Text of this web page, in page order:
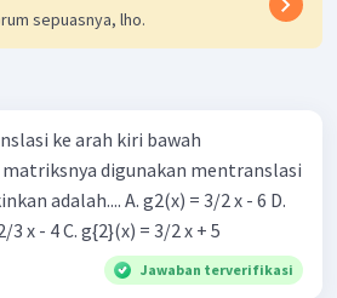
sepuasnya, lho.
ke arah kiri bawah
matriksnya digunakan mentranslasi
adalah.... A. g2(x) = 3/2 x - 6 D.
g2(x) = 2/3 x - 5 B. g2(x) = 3/2 x - 5 E. g2(x) = 2/3 x - 4 C. g{2}(x) = 3/2 x + 5
Jawaban terverifikasi